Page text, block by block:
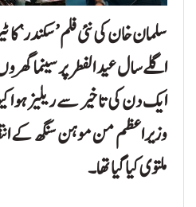
سلمان خان کی نئی فلم ’سکندر‘ کا
اگلے سال عید الفطر پر سینما
ایک دن کی تاخیر سے ریلیز
وزیراعظم من موہن سنگھ کے
ملتوی کیا گیا تھا۔